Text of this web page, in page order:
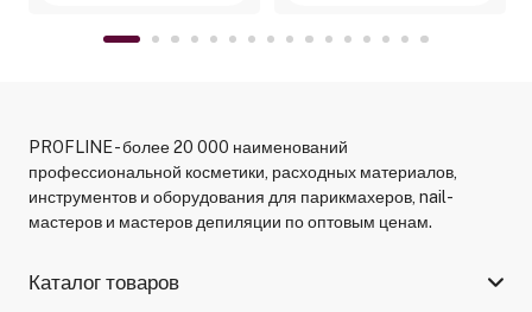
PROFLINE - более 20 000 наименований
профессиональной косметики, расходных материалов,
инструментов и оборудования для парикмахеров, nail-
мастеров и мастеров депиляции по оптовым ценам.
Каталог товаров